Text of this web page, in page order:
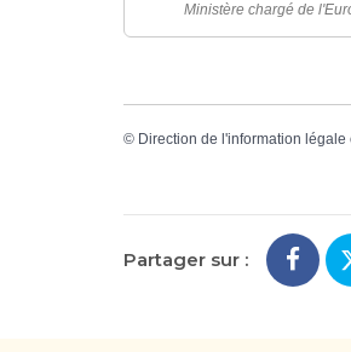
Ministère chargé de
© Direction de l'information légale
Partager sur :